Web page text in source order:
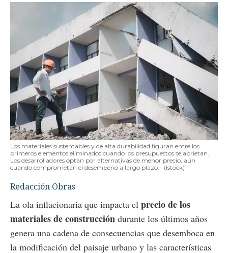
Los materiales sustentables y de alta durabilidad figuran entre los
primeros elementos eliminados cuando los presupuestos se aprietan.
Los desarrolladores optan por alternativas de menor precio, aún
cuando comprometan el desempeño a largo plazo.
(Istock)
Redacción Obras
La ola inflacionaria que impacta el precio de los
materiales de construcción durante los últimos años
genera una cadena de consecuencias que desemboca en
la modificación del paisaje urbano y las características